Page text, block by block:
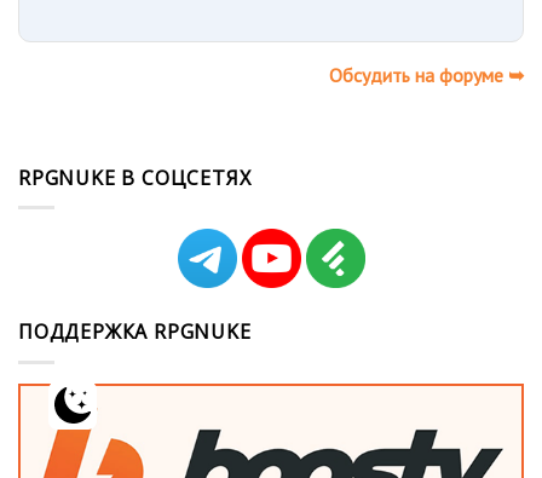
Обсудить на форуме ➥
RPGNUKE В СОЦСЕТЯХ
ПОДДЕРЖКА RPGNUKE